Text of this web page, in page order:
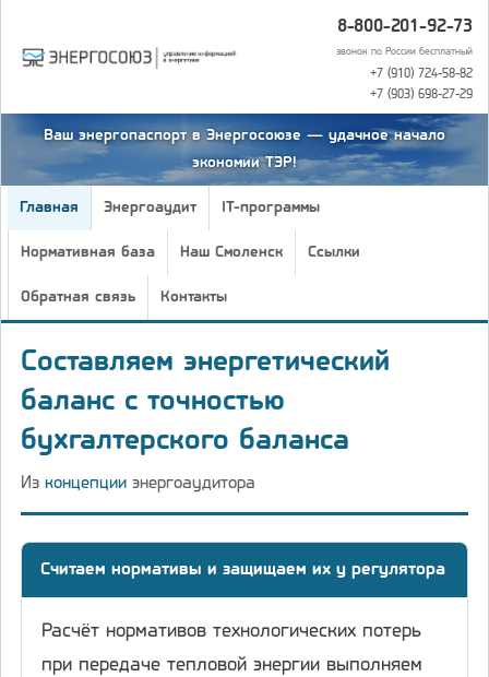
8-800-201-92-73
звонок по России бесплатный
+7 (910) 724-58-82
+7 (903) 698-27-29
Ваш энергопаспорт в Энергосоюзе — удачное начало
экономии ТЭР!
Главная Энергоаудит IT-программы
Нормативная база Наш Смоленск Ссылки
Обратная связь Контакты
Составляем энергетический
баланс с точностью
бухгалтерского баланса
Из концепции энергоаудитора
Считаем нормативы и защищаем их у регулятора
Расчёт нормативов технологических потерь
при передаче тепловой энергии выполняем